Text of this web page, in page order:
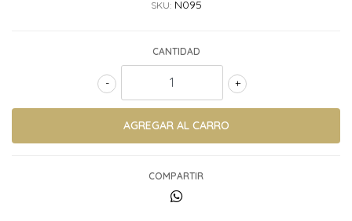
SKU: N095
CANTIDAD
+
-
COMPARTIR